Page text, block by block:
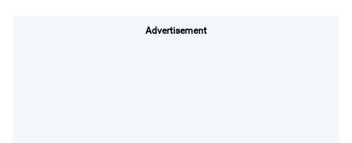
Advertisement